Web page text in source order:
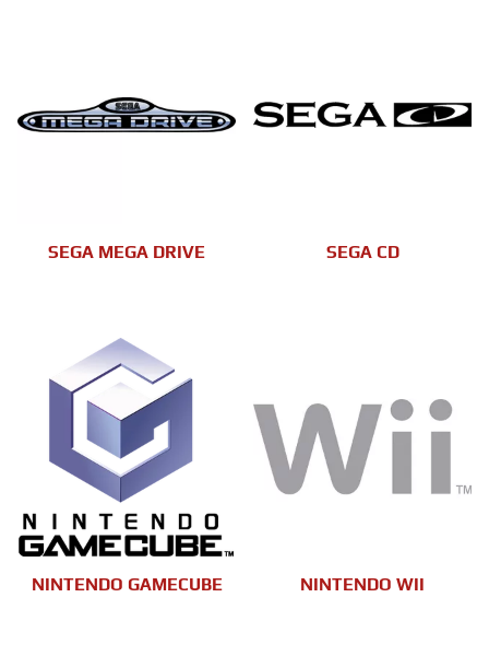
SEGA MEGA DRIVE SEGA CD
NINTENDO GAMECUBE NINTENDO WII